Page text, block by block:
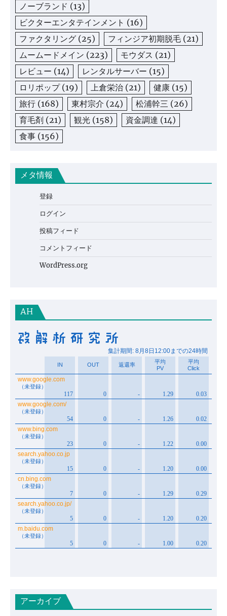
ノーブランド (13)
ビクターエンタテインメント (16)
ファクタリング (25) フィンジア初期脱毛 (21)
ムームードメイン (223) モウダス (21)
レビュー (14) レンタルサーバー (15)
ロリポップ(19) 上倉栄治 (21) 健康 (15)
旅行 (168) 東村宗介 (24) 松浦幹三 (26)
育毛剤 (21) 観光 (158) 資金調達 (14)
食事 (156)
メタ情報
登録
ログイン
投稿フィード
コメントフィード
WordPress.org
AH
アーカイブ